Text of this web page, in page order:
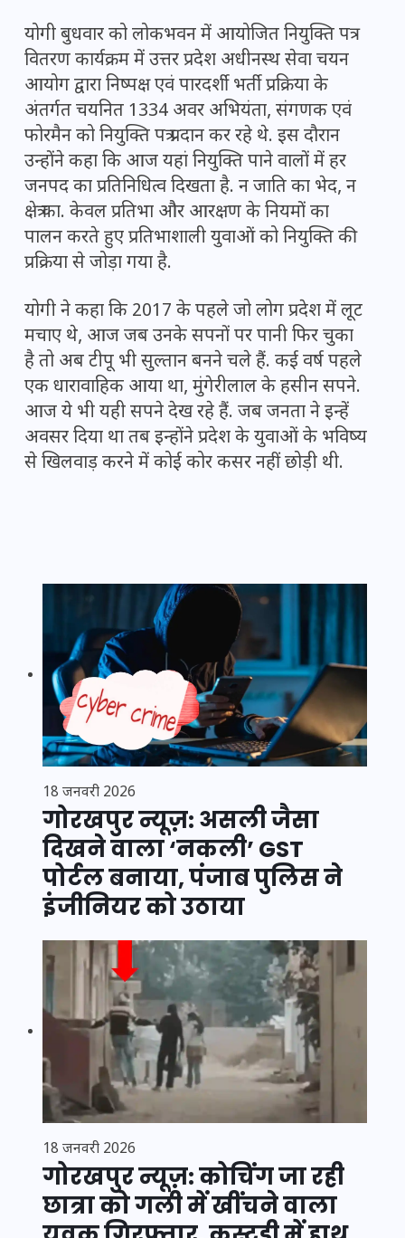
योगी बुधवार को लोकभवन में आयोजित नियुक्ति पत्र
वितरण कार्यक्रम में उत्तर प्रदेश अधीनस्थ सेवा चयन
आयोग द्वारा निष्पक्ष एवं पारदर्शी भर्ती प्रक्रिया के
अंतर्गत चयनित 1334 अवर अभियंता, संगणक एवं
फोरमैन को नियुक्ति पत्र प्रदान कर रहे थे. इस दौरान
उन्होंने कहा कि आज यहां नियुक्ति पाने वालों में हर
जनपद का प्रतिनिधित्व दिखता है. न जाति का भेद, न
क्षेत्र का. केवल प्रतिभा और आरक्षण के नियमों का
पालन करते हुए प्रतिभाशाली युवाओं को नियुक्ति की
प्रक्रिया से जोड़ा गया है.
योगी ने कहा कि 2017 के पहले जो लोग प्रदेश में लूट
मचाए थे, आज जब उनके सपनों पर पानी फिर चुका
है तो अब टीपू भी सुल्तान बनने चले हैं. कई वर्ष पहले
एक धारावाहिक आया था, मुंगेरीलाल के हसीन सपने.
आज ये भी यही सपने देख रहे हैं. जब जनता ने इन्हें
अवसर दिया था तब इन्होंने प्रदेश के युवाओं के भविष्य
से खिलवाड़ करने में कोई कोर कसर नहीं छोड़ी थी.
18 जनवरी 2026
गोरखपुर न्यूज़: असली जैसा
दिखने वाला ‘नकली’ GST
पोर्टल बनाया, पंजाब पुलिस ने
इंजीनियर को उठाया
18 जनवरी 2026
गोरखपुर न्यूज़: कोचिंग जा रही
छात्रा को गली में खींचने वाला